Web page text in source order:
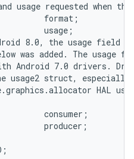
usage requested when
format;
usage;
8.0, the usage field
was added. The usage
Android 7.0 drivers.
usage2 struct, especially
HAL
consumer;
producer;